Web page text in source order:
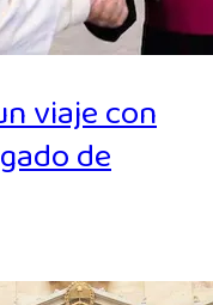
viaje con
de